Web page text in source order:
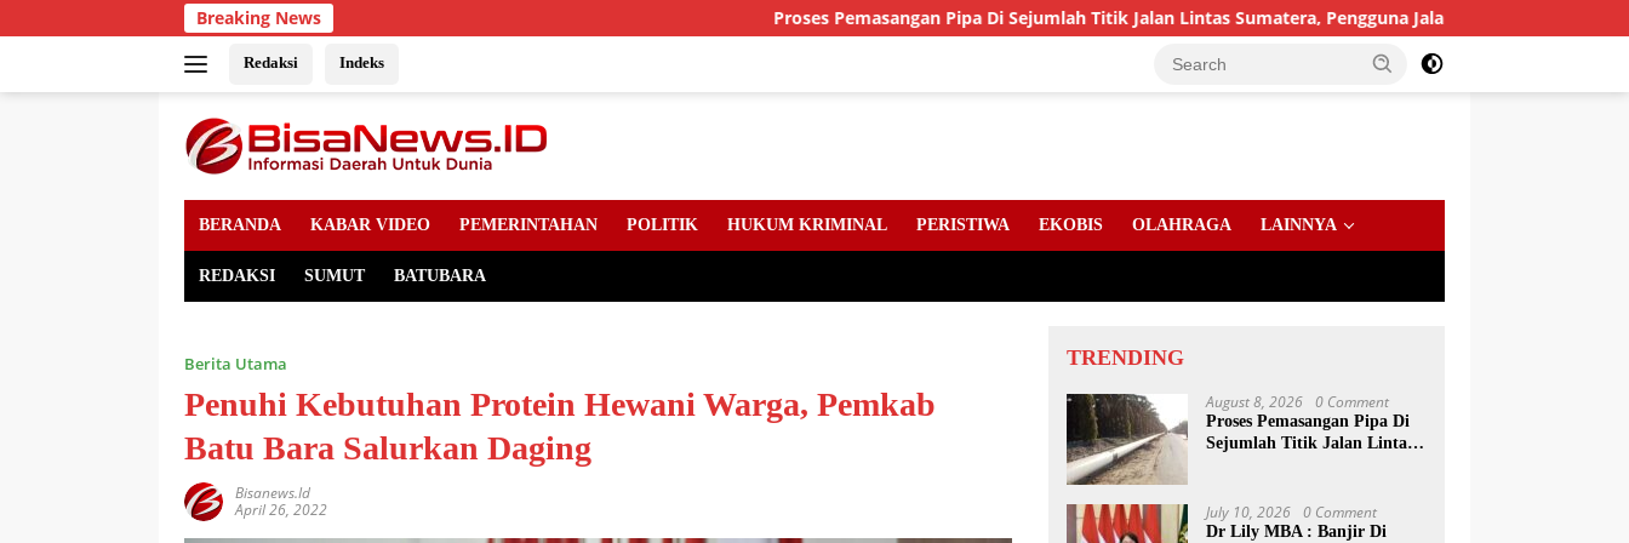
to
Breaking News Proses Pemasangan Pipa Di Sejumlah Titik Jalan Lintas Sumatera, Pengguna Jalan diimbau Untuk meningkatkan
Redaksi Indeks
BERANDA KABAR VIDEO PEMERINTAHAN POLITIK HUKUM KRIMINAL PERISTIWA EKOBIS OLAHRAGA LAINNYA
REDAKSI SUMUT BATUBARA
Berita Utama
Penuhi Kebutuhan Protein Hewani Warga, Pemkab
Batu Bara Salurkan Daging
Bisanews.id
April 26, 2022
TRENDING
August 8, 2026 0 Comment
Proses Pemasangan Pipa Di
Sejumlah Titik Jalan Lintas
meningkatkan Kewaspadaan
July 10, 2026 0 Comment
Dr Lily MBA : Banjir Di